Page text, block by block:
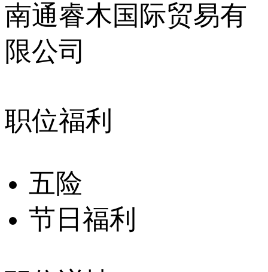
南通睿木国际贸易有
限公司
职位福利
五险
节日福利